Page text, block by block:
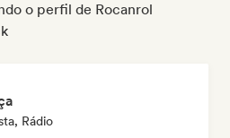
o perfil de Rocanrol
Rádio